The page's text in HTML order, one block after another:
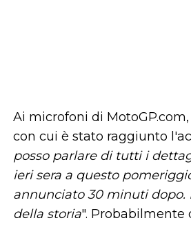
Ai microfoni di
con cui è stato raggiunto
posso parlare di tutti i
ieri sera a questo
annunciato 30 minuti dopo.
della storia". Probabilmente